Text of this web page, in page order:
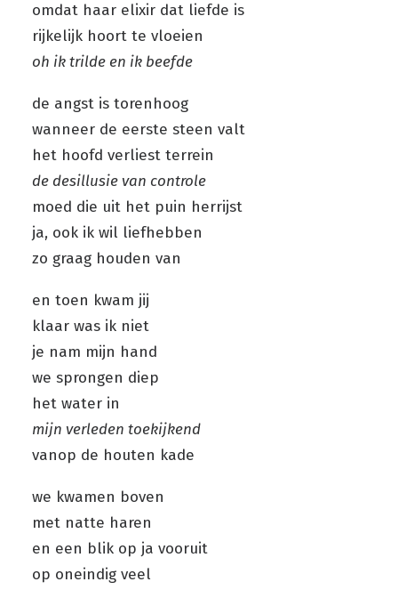
omdat haar elixir dat liefde is
rijkelijk hoort te vloeien
oh ik trilde en ik beefde
de angst is torenhoog
wanneer de eerste steen valt
het hoofd verliest terrein
de desillusie van controle
moed die uit het puin herrijst
ja, ook ik wil liefhebben
zo graag houden van
en toen kwam jij
klaar was ik niet
je nam mijn hand
we sprongen diep
het water in
mijn verleden toekijkend
vanop de houten kade
we kwamen boven
met natte haren
en een blik op ja vooruit
op oneindig veel